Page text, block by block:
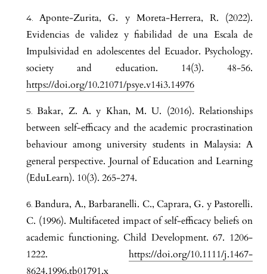
Aponte-Zurita, G. y Moreta-Herrera, R. (2022).
Evidencias de validez y fiabilidad de una Escala de
Impulsividad en adolescentes del Ecuador. Psychology.
society and education. 14(3). 48-56.
https://doi.org/10.21071/psye.v14i3.14976
Bakar, Z. A. y Khan, M. U. (2016). Relationships
between self-efficacy and the academic procrastination
behaviour among university students in Malaysia: A
general perspective. Journal of Education and Learning
(EduLearn). 10(3). 265-274.
Bandura, A., Barbaranelli. C., Caprara, G. y Pastorelli.
C. (1996). Multifaceted impact of self-efficacy beliefs on
academic functioning. Child Development. 67. 1206-
1222. https://doi.org/10.1111/j.1467-
8624.1996.tb01791.x